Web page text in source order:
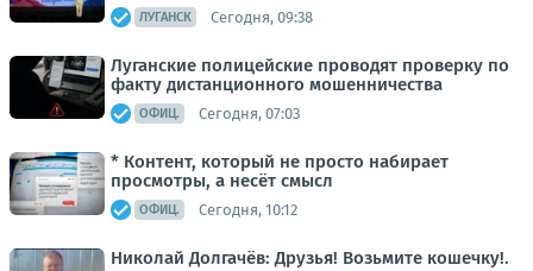
ЛУГАНСК Сегодня, 09:38
Луганские полицейские проводят проверку по
факту дистанционного мошенничества
ОФИЦ. Сегодня, 07:03
* Контент, который не просто набирает
просмотры, а несёт смысл
ОФИЦ. Сегодня, 10:12
Николай Долгачёв: Друзья! Возьмите кошечку!.